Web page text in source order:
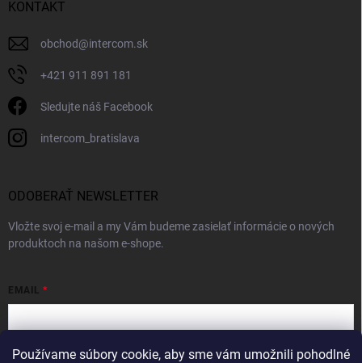
Používame súbory cookie, aby sme vám umožnili pohodlné
KONTAKT
obchod@intercom.sk
+421 911 891 181
Sledujte náš Facebook
intercom_bratislava
ODOBERAŤ NEWSLETTER
Vložte svoj e-mail a my Vám budeme zasielať informácie o nových
produktoch na našom e-shope.
EMAIL